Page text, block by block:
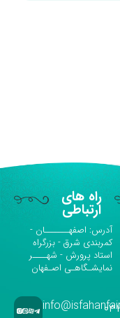
راه های
ارتباطی
آدرس: اصفهـــــــان -
کمربندی شرق - بزرگراه
استاد پرورش - شهــــر
نمایشـگاهـی اصـفهان